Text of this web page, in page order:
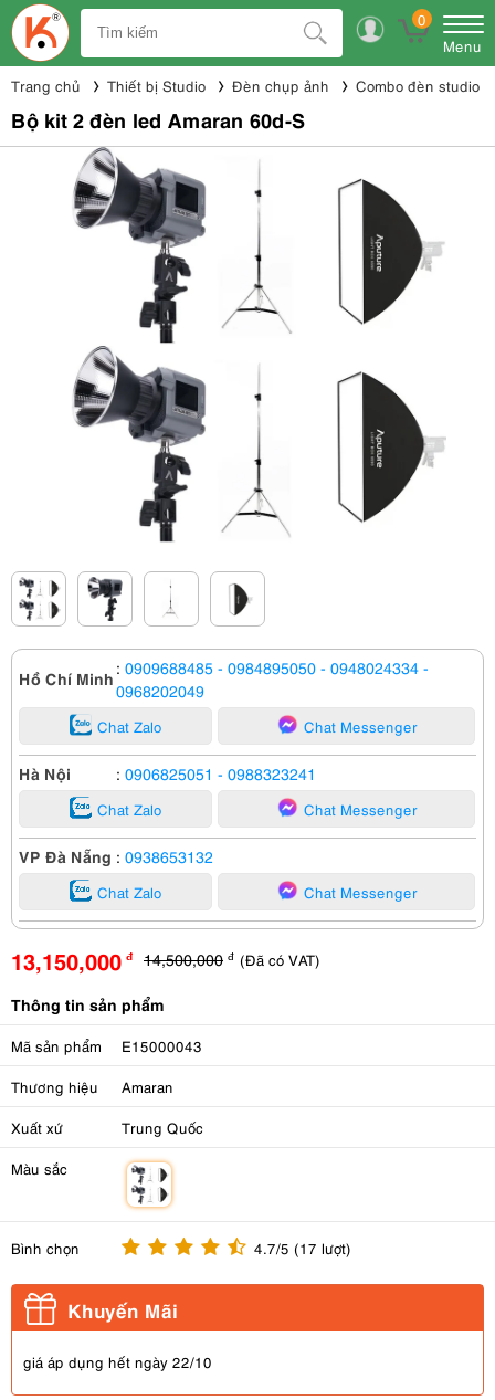
0
Menu
Trang chủ Thiết bị Studio Đèn chụp ảnh Combo đèn studio
Bộ kit 2 đèn led Amaran 60d-S
Hồ Chí Minh : 0909688485 - 0984895050 - 0948024334 -
0968202049
Chat Zalo Chat Messenger
Hà Nội : 0906825051 - 0988323241
Chat Zalo Chat Messenger
VP Đà Nẵng : 0938653132
Chat Zalo Chat Messenger
13,150,000 đ 14,500,000 đ (Đã có VAT)
Thông tin sản phẩm
Mã sản phẩm E15000043
Thương hiệu Amaran
Xuất xứ Trung Quốc
Màu sắc
Bình chọn 4.7/5 (17 lượt)
Khuyến Mãi
giá áp dụng hết ngày 22/10